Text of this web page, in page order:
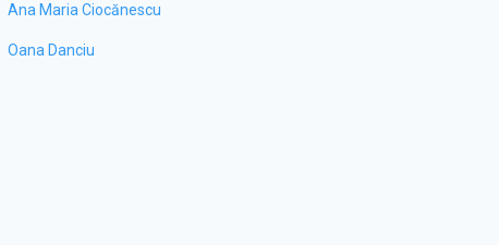
Ana Maria Ciocănescu
Oana Danciu